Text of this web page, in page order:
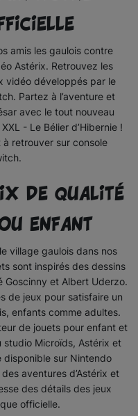
amis les gaulois contre
Astérix. Retrouvez les
vidéo développés par le
Partez à l’aventure et
avec le tout nouveau
- Le Bélier d’Hibernie !
à retrouver sur console
de qualité
enfant
village gaulois dans nos
sont inspirés des dessins
Goscinny et Albert Uderzo.
de jeux pour satisfaire un
enfants comme adultes.
de jouets pour enfant et
studio Microïds, Astérix et
disponible sur Nintendo
aventures d’Astérix et
des détails des jeux
officielle.
utilisée pour vous
sort.
Toutatis
moment.En savoir plus
de 18 ans et avoir lu et